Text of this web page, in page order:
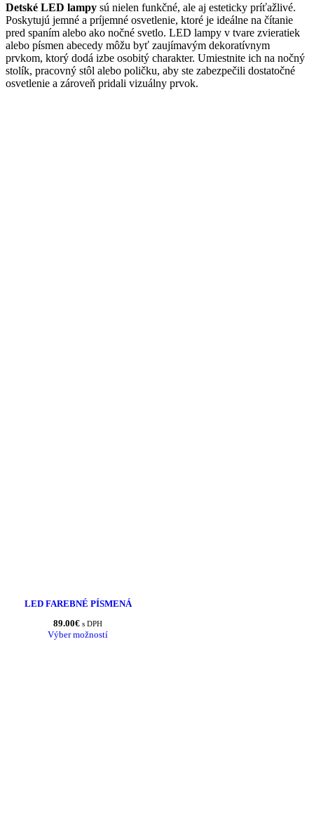
Detské LED lampy sú nielen funkčné, ale aj esteticky príťažlivé.
Poskytujú jemné a príjemné osvetlenie, ktoré je ideálne na čítanie
pred spaním alebo ako nočné svetlo. LED lampy v tvare zvieratiek
alebo písmen abecedy môžu byť zaujímavým dekoratívnym
prvkom, ktorý dodá izbe osobitý charakter. Umiestnite ich na nočný
stolík, pracovný stôl alebo poličku, aby ste zabezpečili dostatočné
osvetlenie a zároveň pridali vizuálny prvok.
LED FAREBNÉ PÍSMENÁ
89.00€ s DPH
Výber možností